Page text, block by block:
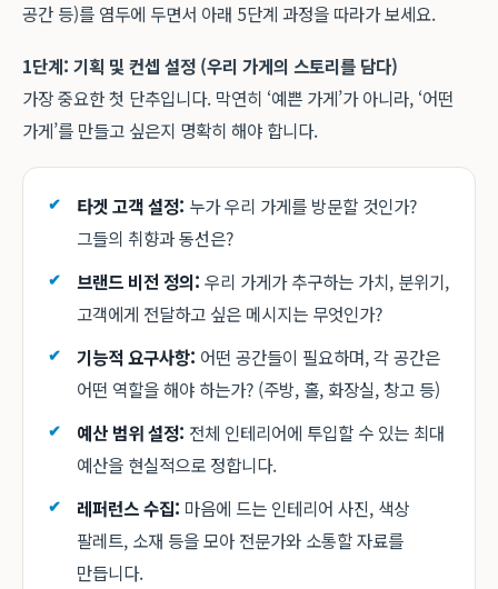
공간 등)를 염두에 두면서 아래 5단계 과정을 따라가 보세요.
1단계: 기획 및 컨셉 설정 (우리 가게의 스토리를 담다)
가장 중요한 첫 단추입니다. 막연히 ‘예쁜 가게’가 아니라, ‘어떤
가게’를 만들고 싶은지 명확히 해야 합니다.
타겟 고객 설정: 누가 우리 가게를 방문할 것인가?
그들의 취향과 동선은?
브랜드 비전 정의: 우리 가게가 추구하는 가치, 분위기,
고객에게 전달하고 싶은 메시지는 무엇인가?
기능적 요구사항: 어떤 공간들이 필요하며, 각 공간은
어떤 역할을 해야 하는가? (주방, 홀, 화장실, 창고 등)
예산 범위 설정: 전체 인테리어에 투입할 수 있는 최대
예산을 현실적으로 정합니다.
레퍼런스 수집: 마음에 드는 인테리어 사진, 색상
팔레트, 소재 등을 모아 전문가와 소통할 자료를
만듭니다.